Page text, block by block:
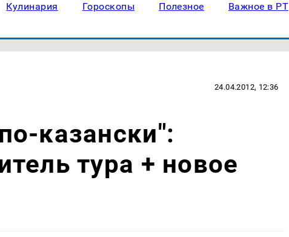
Кулинария Гороскопы Полезное Важное в РТ
24.04.2012, 12:36
казански":
тура + новое